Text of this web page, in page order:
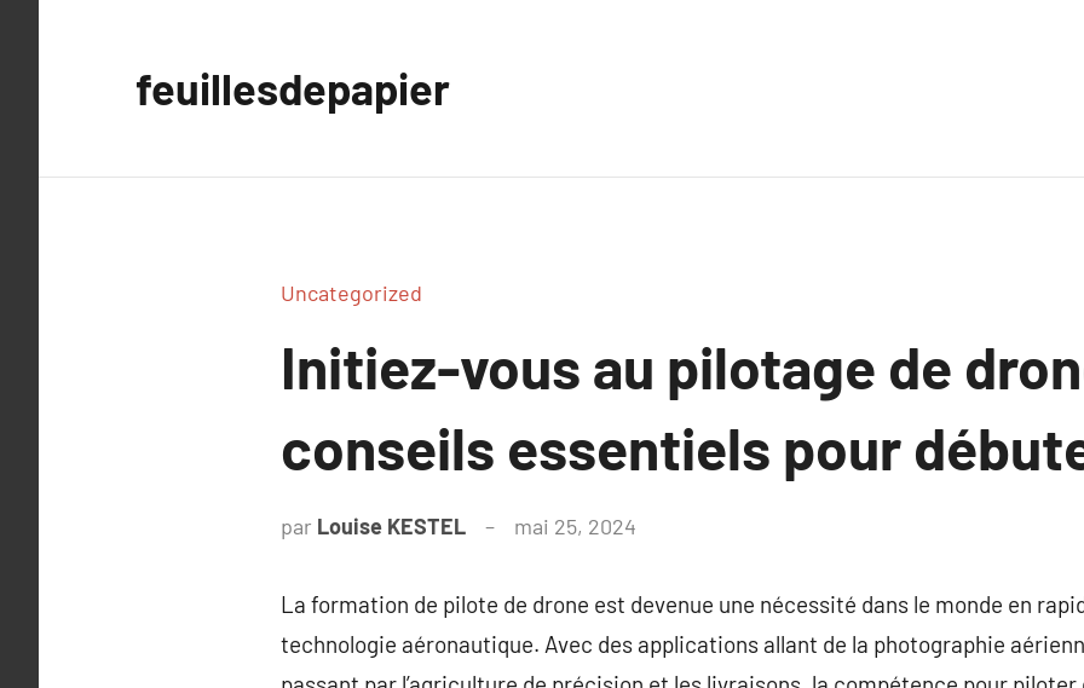
feuillesdepapier
Uncategorized
Initiez-vous au pilotage de
conseils essentiels pour
par Louise KESTEL mai 25, 2024
La formation de pilote de drone est devenue une nécessité dans le monde en
technologie aéronautique. Avec des applications allant de la photographie